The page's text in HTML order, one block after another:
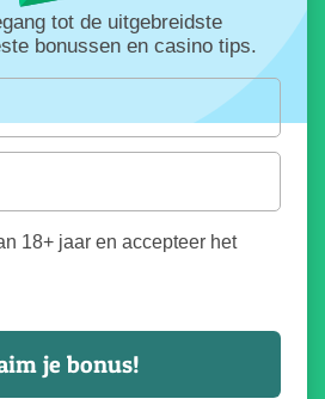
tot de uitgebreidste
bonussen en casino tips.
18+ jaar en accepteer het